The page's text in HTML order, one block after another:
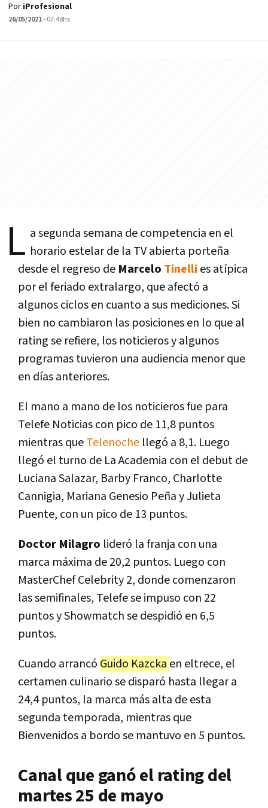
Por iProfesional
26/05/2021- 07:48hs
L a segunda semana de competencia en el
horario estelar de la TV abierta porteña
desde el regreso de Marcelo Tinelli es atípica
por el feriado extralargo, que afectó a
algunos ciclos en cuanto a sus mediciones. Si
bien no cambiaron las posiciones en lo que al
rating se refiere, los noticieros y algunos
programas tuvieron una audiencia menor que
en días anteriores.
El mano a mano de los noticieros fue para
Telefe Noticias con pico de 11,8 puntos
mientras queTelenoche llegó a 8,1. Luego
llegó el turno de La Academia con el debut de
Luciana Salazar, Barby Franco, Charlotte
Cannigia, Mariana Genesio Peña y Julieta
Puente, con un pico de 13 puntos.
Doctor Milagro lideró la franja con una
marca máxima de 20,2 puntos. Luego con
MasterChef Celebrity 2, donde comenzaron
las semifinales, Telefe se impuso con 22
puntos y Showmatch se despidió en 6,5
puntos.
Cuando arrancó Guido Kazcka en eltrece, el
certamen culinario se disparó hasta llegar a
24,4 puntos, la marca más alta de esta
segunda temporada, mientras que
Bienvenidos a bordo se mantuvo en 5 puntos.
Canal que ganó el rating del
martes 25 de mayo